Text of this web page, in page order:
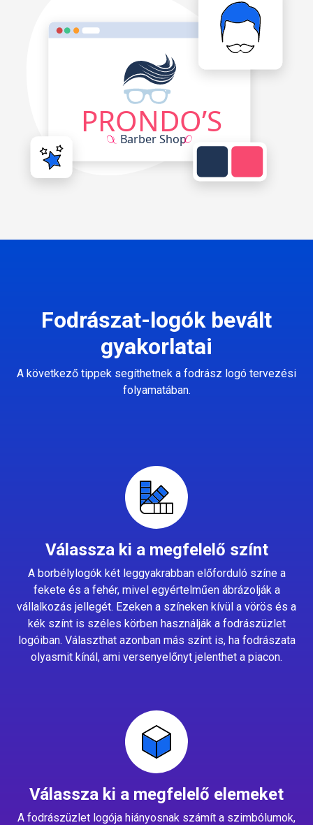
Fodrászat-logók bevált
gyakorlatai
A következő tippek segíthetnek a fodrász logó tervezési
folyamatában.
Válassza ki a megfelelő színt
A borbélylogók két leggyakrabban előforduló színe a
fekete és a fehér, mivel egyértelműen ábrázolják a
vállalkozás jellegét. Ezeken a színeken kívül a vörös és a
kék színt is széles körben használják a fodrászüzlet
logóiban. Választhat azonban más színt is, ha fodrászata
olyasmit kínál, ami versenyelőnyt jelenthet a piacon.
Válassza ki a megfelelő elemeket
A fodrászüzlet logója hiányosnak számít a szimbólumok,